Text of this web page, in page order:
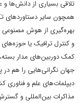
تلاقی بسیاری از
همچون سایر دستاوردهای
بهره‌گیری از هوش مصنوعی
و کنترل ترافیک یا
کمک دوربین‌های مدار
جهان نگرانی‌هایی را هم
دیپلمات‌های علم و فناوری
مذاکرات بین‌المللی و